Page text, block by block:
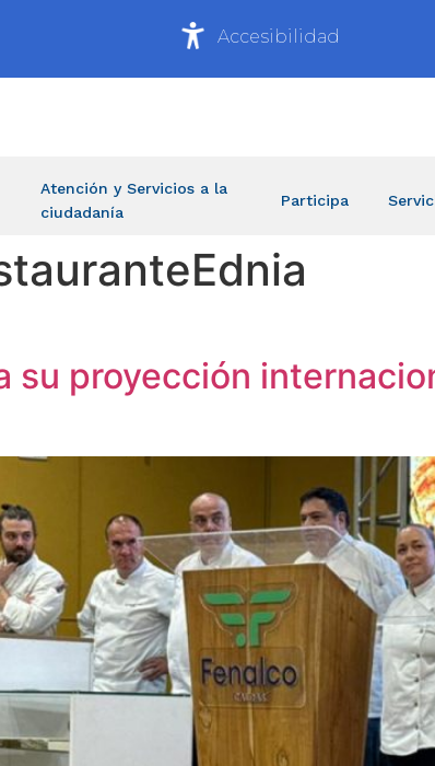
Accesibilidad
Atención y Servicios a la
ciudadanía
Participa
su proyección